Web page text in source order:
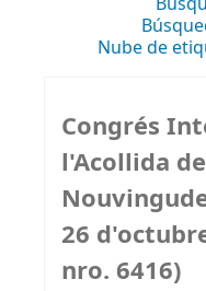
Nube de
Congrés
l'Acollida
26
nro. 6416)